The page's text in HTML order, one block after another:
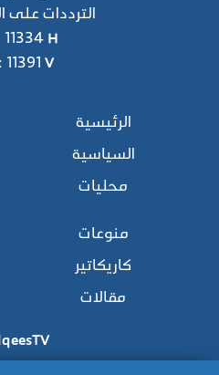
الترددات على
H
11391 V
الرئيسية
السياسية
محليات
منوعات
كاريكاتير
مقالات